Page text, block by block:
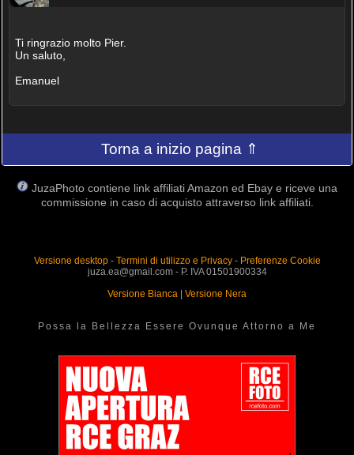
Ti ringrazio molto Pier.
Un saluto,
Emanuel
Torna a inizio pagina ⇑
JuzaPhoto contiene link affiliati Amazon ed Ebay e riceve una
commissione in caso di acquisto attraverso link affiliati.
Versione desktop- Termini di utilizzo e Privacy- Preferenze Cookie
juza.ea@gmail.com - P. IVA 01501900334
Versione Bianca
Versione Nera
Possa la Bellezza Essere Ovunque Attorno a Me